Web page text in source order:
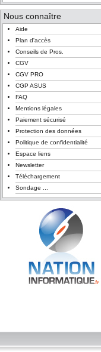
Nous connaître
Aide
Plan d'accès
Conseils de Pros.
CGV
CGV PRO
CGP ASUS
FAQ
Mentions légales
Paiement sécurisé
Protection des données
Politique de confidentialité
Espace liens
Newsletter
Téléchargement
Sondage ...